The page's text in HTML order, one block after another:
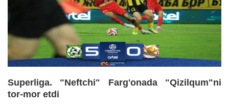
Superliga. "Neftchi" Farg'onada "Qizilqum"ni
tor-mor etdi